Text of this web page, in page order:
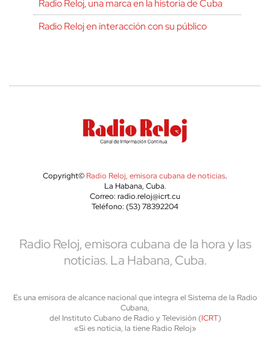
Radio Reloj, una marca en la historia de Cuba
Radio Reloj en interacción con su público
Copyright© Radio Reloj, emisora cubana de noticias.
La Habana, Cuba.
Correo: radio.reloj@icrt.cu
Teléfono: (53) 78392204
Radio Reloj, emisora cubana de la hora y las
noticias. La Habana, Cuba.
Es una emisora de alcance nacional que integra el Sistema de la Radio
Cubana,
del Instituto Cubano de Radio y Televisión (ICRT)
«Si es noticia, la tiene Radio Reloj»